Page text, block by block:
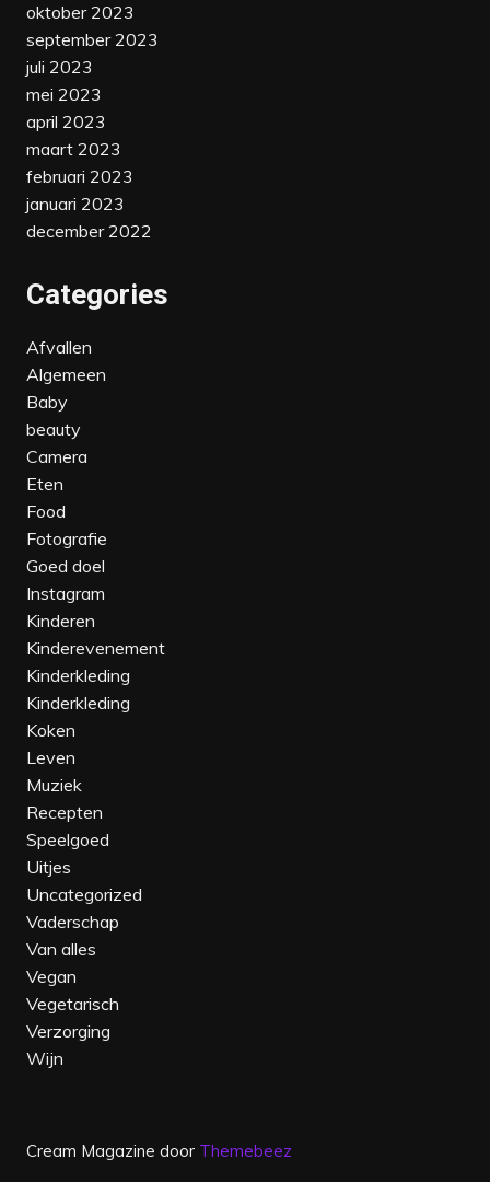
oktober 2023
september 2023
juli 2023
mei 2023
april 2023
maart 2023
februari 2023
januari 2023
december 2022
Categories
Afvallen
Algemeen
Baby
beauty
Camera
Eten
Food
Fotografie
Goed doel
Instagram
Kinderen
Kinderevenement‎
Kinderkleding‎
Kinderkleding
Koken
Leven
Muziek
Recepten
Speelgoed
Uitjes
Uncategorized
Vaderschap
Van alles
Vegan
Vegetarisch
Verzorging
Wijn
Cream Magazine door Themebeez